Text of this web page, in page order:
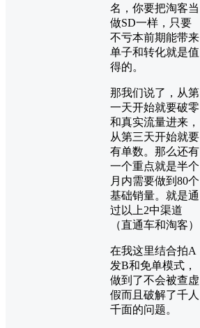
名，你要把淘客当
做SD一样，只要
不亏本前期能带来
单子和转化就是值
得的。
那我们说了，从第
一天开始就要破零
和真实流量进来，
从第三天开始就要
有单数。那么还有
一个重点就是半个
月内需要做到80个
基础销量。就是通
过以上2中渠道
（直通车和淘客）
在我这里结合拍A
发B和免单模式，
做到了不会被查虚
假而且破解了千人
千面的问题。